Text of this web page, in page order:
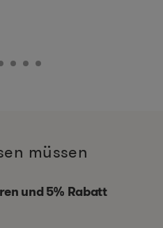
müssen
und 5% Rabatt